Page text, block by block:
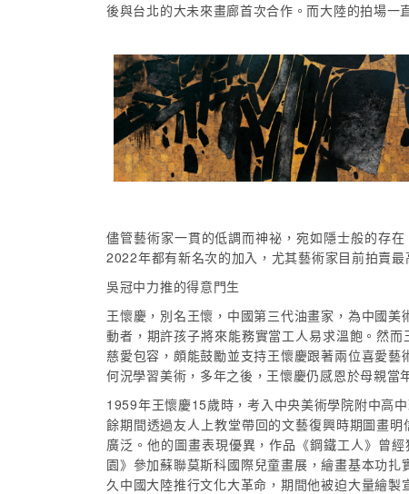
後與台北的大未來畫廊首次合作。而大陸的拍場一
儘管藝術家一貫的低調而神祕，宛如隱士般的存
2022年都有新名次的加入，尤其藝術家目前拍賣
吳冠中力推的得意門生
王懷慶，別名王懷，中國第三代油畫家，為中國
動者，期許孩子將來能務實當工人易求溫飽。然
慈愛包容，頗能鼓勵並支持王懷慶跟著兩位喜愛
何況學習美術，多年之後，王懷慶仍感恩於母親當
1959年王懷慶15歲時，考入中央美術學院附中高
餘期間透過友人上教堂帶回的文藝復興時期圖畫
廣泛。他的圖畫表現優異，作品《鋼鐵工人》曾
園》參加蘇聯莫斯科國際兒童畫展，繪畫基本功
久中國大陸推行文化大革命，期間他被迫大量繪